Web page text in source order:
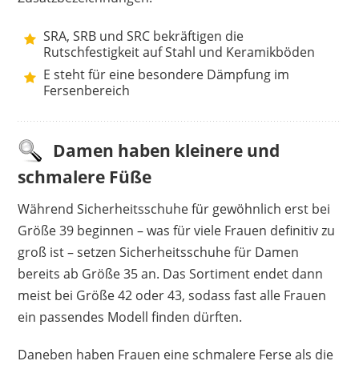
SRA, SRB und SRC bekräftigen die
Rutschfestigkeit auf Stahl und Keramikböden
E steht für eine besondere Dämpfung im
Fersenbereich
Damen haben kleinere und
schmalere Füße
Während Sicherheitsschuhe für gewöhnlich erst bei
Größe 39 beginnen – was für viele Frauen definitiv zu
groß ist – setzen Sicherheitsschuhe für Damen
bereits ab Größe 35 an. Das Sortiment endet dann
meist bei Größe 42 oder 43, sodass fast alle Frauen
ein passendes Modell finden dürften.
Daneben haben Frauen eine schmalere Ferse als die